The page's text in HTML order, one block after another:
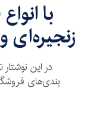
با
زنجیره‌ای
در این
بندی‌های